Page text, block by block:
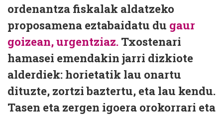
ordenantza fiskalak aldatzeko
proposamena eztabaidatu du gaur
goizean, urgentziaz. Txostenari
hamasei emendakin jarri dizkiote
alderdiek: horietatik lau onartu
dituzte, zortzi baztertu, eta lau kendu.
Tasen eta zergen igoera orokorrari eta